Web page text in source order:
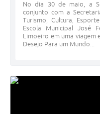
No dia 30 de maio, a
conjunto com a
Turismo, Cultura,
Escola Municipal José
Limoeiro em uma viagem
Desejo Para um Mundo...